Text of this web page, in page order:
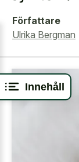
Innehåll
Författare
Ulrika Bergman